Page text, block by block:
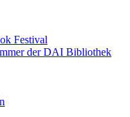
Festival
der DAI Bibliothek